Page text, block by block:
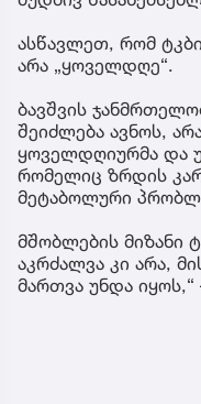
ასწავლეთ, რომ
არა „ყოველდღე“.
ბავშვის
შეიძლება ავნოს,
ყოველდღიურმა და
რომელიც ზრდის
მეტაბოლური
მშობლების მიზანი
აკრძალვა კი არა,
მართვა უნდა იყოს,“